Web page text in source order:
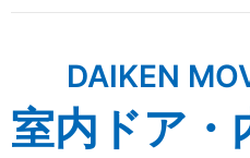
DAIKEN
室内ドア・